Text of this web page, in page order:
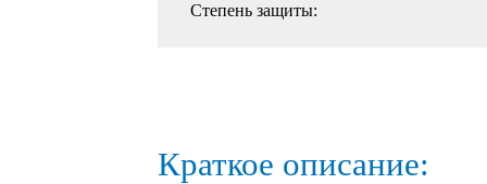
Степень защиты:
Краткое описание: